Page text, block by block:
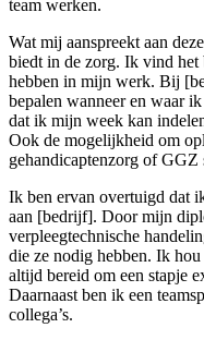
team werken.
Wat mij aanspreekt aan
biedt in de zorg. Ik vind het
hebben in mijn werk. Bij
bepalen wanneer en waar
dat ik mijn week kan
Ook de mogelijkheid om
gehandicaptenzorg of GGZ
Ik ben ervan overtuigd dat
aan [bedrijf]. Door mijn
verpleegtechnische
die ze nodig hebben. Ik
altijd bereid om een stapje
Daarnaast ben ik een
collega’s.